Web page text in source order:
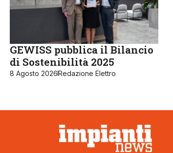
GEWISS pubblica il Bilancio
di Sostenibilità 2025
8 Agosto 2026Redazione Elettro